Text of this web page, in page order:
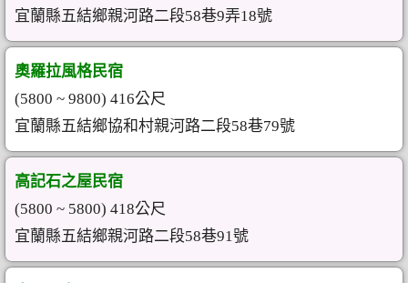
宜蘭縣五結鄉親河路二段58巷9弄18號
奧羅拉風格民宿
(5800 ~ 9800) 416公尺
宜蘭縣五結鄉協和村親河路二段58巷79號
高記石之屋民宿
(5800 ~ 5800) 418公尺
宜蘭縣五結鄉親河路二段58巷91號